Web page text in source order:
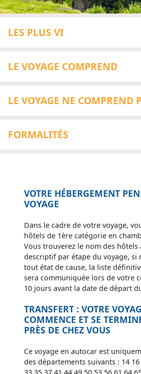
LES PLUS VI
LE VOYAGE COMPREND
LE VOYAGE NE COMPREND
FORMALITÉS
VOTRE HÉBERGEMENT
VOYAGE
Dans le cadre de votre voyage,
hôtels de 1ère catégorie en
Vous trouverez le nom des hôtels
descriptif par étape du voyage, si
tout état de cause, la liste
sera communiquée lors de votre
10 jours avant la date de départ
TRANSFERT : VOTRE
COMMENCE ET SE
PRÈS DE CHEZ VOUS
Ce voyage en autocar est
des départements suivants : 14 16